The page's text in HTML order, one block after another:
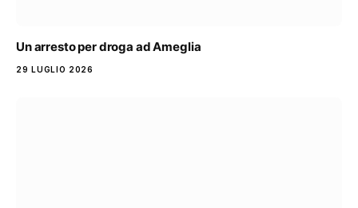
Un arresto per droga ad Ameglia
29 LUGLIO 2026